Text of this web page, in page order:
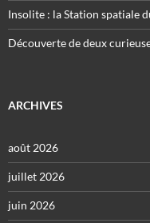
Insolite : la Station spatiale
Découverte de deux
ARCHIVES
août 2026
juillet 2026
juin 2026